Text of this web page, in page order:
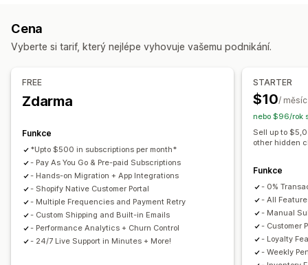
Fyzické produkty
Opakované platby
Pevné nacenění
Úrovňové oceňování
Nacenění na uživatele
Jednorázová platba
Vlastní nacenění
Referraly
Exkluzivní přístup
Cena
Vyberte si tarif, který nejlépe vyhovuje vašemu podnikání.
FREE
Zdarma
Funkce
*Upto $500 in subscriptions per month*
- Pay As You Go & Pre-paid Subscriptions
- Hands-on Migration + App Integrations
- Shopify Native Customer Portal
- Multiple Frequencies and Payment Retry
- Custom Shipping and Built-in Emails
- Performance Analytics + Churn Control
- 24/7 Live Support in Minutes + More!
STARTER
$10/ měsíc
nebo $96/rok
Sell up to
other hidden
Funkce
- 0%
- All
- Manual
- Customer
- Loyalty
- Weekly